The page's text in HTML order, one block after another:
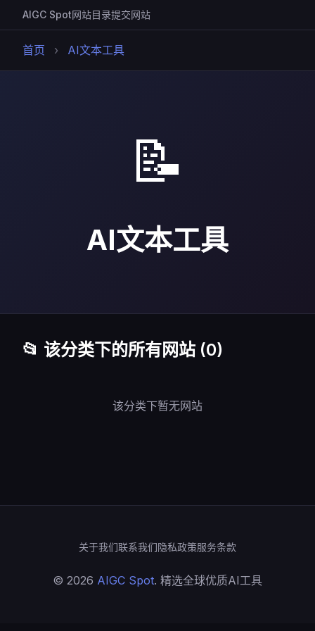
AIGC Spot网站目录提交网站
首页 › AI文本工具
📝
AI文本工具
📂 该分类下的所有网站 (0)
该分类下暂无网站
关于我们联系我们隐私政策服务条款
© 2026 AIGC Spot. 精选全球优质AI工具